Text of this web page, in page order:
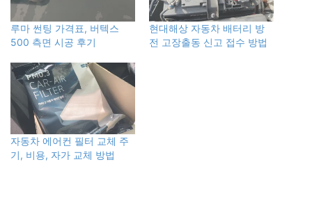
루마 썬팅 가격표, 버텍스
500 측면 시공 후기
현대해상 자동차 배터리 방
전 고장출동 신고 접수 방법
자동차 에어컨 필터 교체 주
기, 비용, 자가 교체 방법